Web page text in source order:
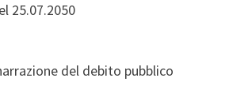
25.07.2050
del debito pubblico